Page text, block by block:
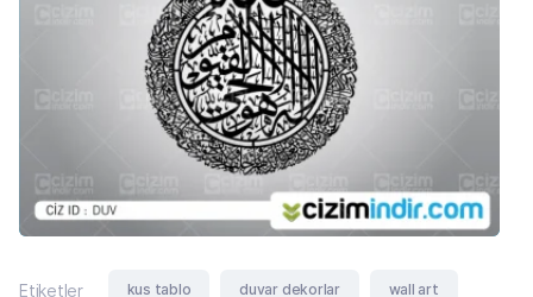
Etiketler kus tablo duvar dekorlar wall art